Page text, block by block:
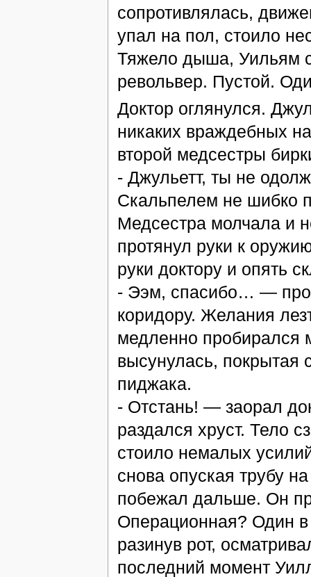
сопротивлялась,
упал на пол, стоило
Тяжело дыша, Уильям
револьвер. Пустой.
Доктор оглянулся.
никаких враждебных
второй медсестры
- Джульетт, ты не
Скальпелем не шибко
Медсестра молчала и
протянул руки к
руки доктору и опять
- Ээм, спасибо… —
коридору. Желания
медленно пробирался
высунулась, покрытая
пиджака.
- Отстань! — заорал
раздался хруст. Тело
стоило немалых
снова опуская трубу
побежал дальше. Он
Операционная? Один в
разинув рот,
последний момент